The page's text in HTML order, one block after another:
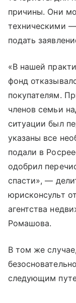
причины. Они
техническими
подать
«В нашей
фонд
покупателям.
членов семьи
ситуации был
указаны все
подали в
одобрил
спасти», —
юрисконсульт
агентства
Ромашова.
В том же
следующим